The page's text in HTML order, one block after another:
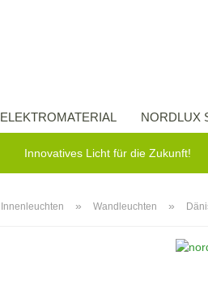
Innovatives Licht für die Zukunft!
ELEKTROMATERIAL NORDLUX
Innenleuchten » Wandleuchten »